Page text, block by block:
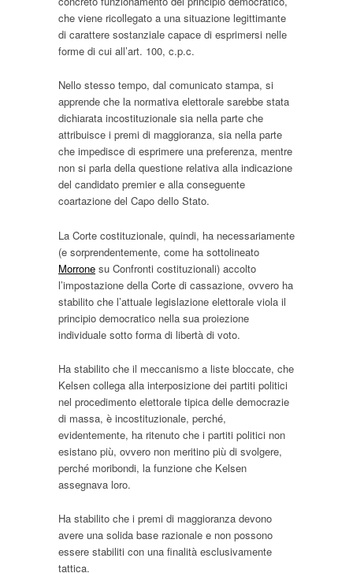
che viene ricollegato a una situazione legittimante
di carattere sostanziale capace di esprimersi nelle
forme di cui all’art. 100, c.p.c.
Nello stesso tempo, dal comunicato stampa, si
apprende che la normativa elettorale sarebbe stata
dichiarata incostituzionale sia nella parte che
attribuisce i premi di maggioranza, sia nella parte
che impedisce di esprimere una preferenza, mentre
non si parla della questione relativa alla indicazione
del candidato premier e alla conseguente
coartazione del Capo dello Stato.
La Corte costituzionale, quindi, ha necessariamente
(e sorprendentemente, come ha sottolineato
Morrone su Confronti costituzionali) accolto
l’impostazione della Corte di cassazione, ovvero ha
stabilito che l’attuale legislazione elettorale viola il
principio democratico nella sua proiezione
individuale sotto forma di libertà di voto.
Ha stabilito che il meccanismo a liste bloccate, che
Kelsen collega alla interposizione dei partiti politici
nel procedimento elettorale tipica delle democrazie
di massa, è incostituzionale, perché,
evidentemente, ha ritenuto che i partiti politici non
esistano più, ovvero non meritino più di svolgere,
perché moribondi, la funzione che Kelsen
assegnava loro.
Ha stabilito che i premi di maggioranza devono
avere una solida base razionale e non possono
essere stabiliti con una finalità esclusivamente
tattica.